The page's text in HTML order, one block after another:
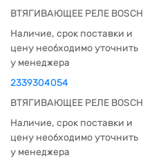
ВТЯГИВАЮЩЕЕ РЕЛЕ BOSCH
Наличие, срок поставки и
цену необходимо уточнить
у менеджера
2339304054
ВТЯГИВАЮЩЕЕ РЕЛЕ BOSCH
Наличие, срок поставки и
цену необходимо уточнить
у менеджера